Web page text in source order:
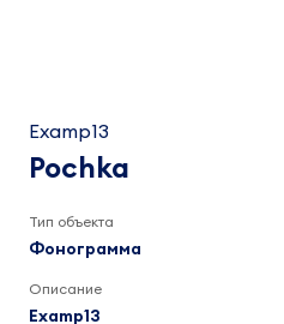
Examp13
Examp13
Pochka
Тип объекта
Фонограмма
Описание
Examp13